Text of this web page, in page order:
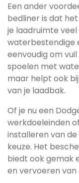
Een ander
bedliner is dat
je laadruimte
waterbestendige
eenvoudig om
spoelen met
maar helpt ook
van je laadbak.
Of je nu een
werkdoeleinden
installeren van
keuze. Het
biedt ook gemak
en vervoeren van